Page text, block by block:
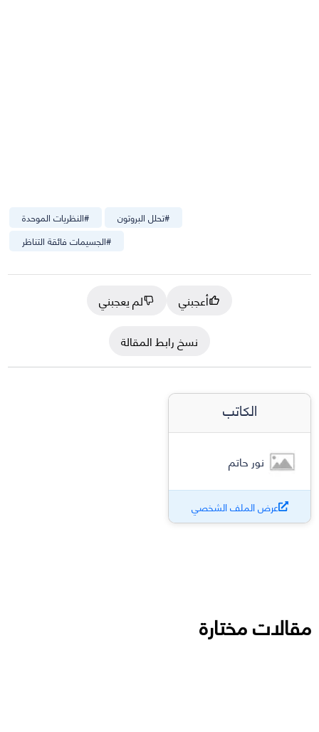
#النظريات الموحدة #تحلل البروتون
#الجسيمات فائقة التناظر
أعجبني
لم يعجبني
نسخ رابط المقالة
الكاتب
نور حاتم
عرض الملف الشخصي
مقالات مختارة